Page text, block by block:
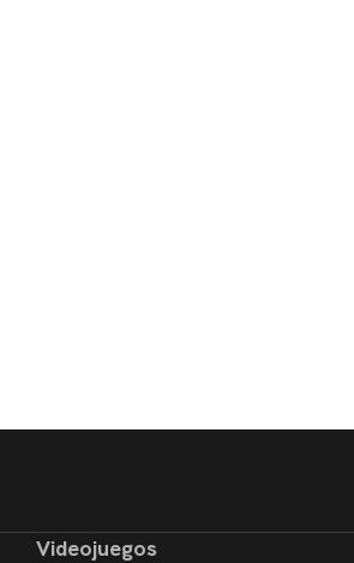
Videojuegos